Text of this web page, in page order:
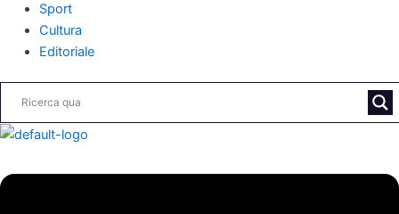
Sport
Cultura
Editoriale